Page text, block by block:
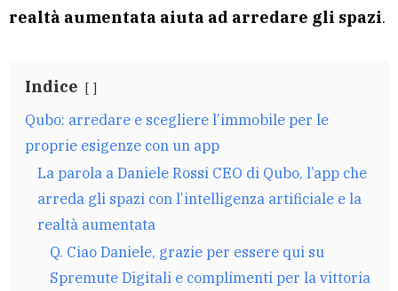
realtà aumentata aiuta ad arredare gli spazi.
Indice
Qubo: arredare e scegliere l’immobile per le
proprie esigenze con un app
La parola a Daniele Rossi CEO di Qubo, l’app che
arreda gli spazi con l’intelligenza artificiale e la
realtà aumentata
Q. Ciao Daniele, grazie per essere qui su
Spremute Digitali e complimenti per la vittoria